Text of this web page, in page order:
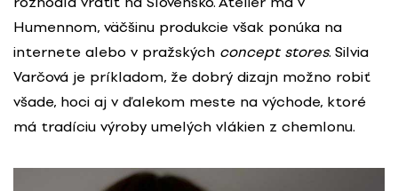
Humennom, väčšinu produkcie však ponúka na
internete alebo v pražských concept stores. Silvia
Varčová je príkladom, že dobrý dizajn možno robiť
všade, hoci aj v ďalekom meste na východe, ktoré
má tradíciu výroby umelých vlákien z chemlonu.